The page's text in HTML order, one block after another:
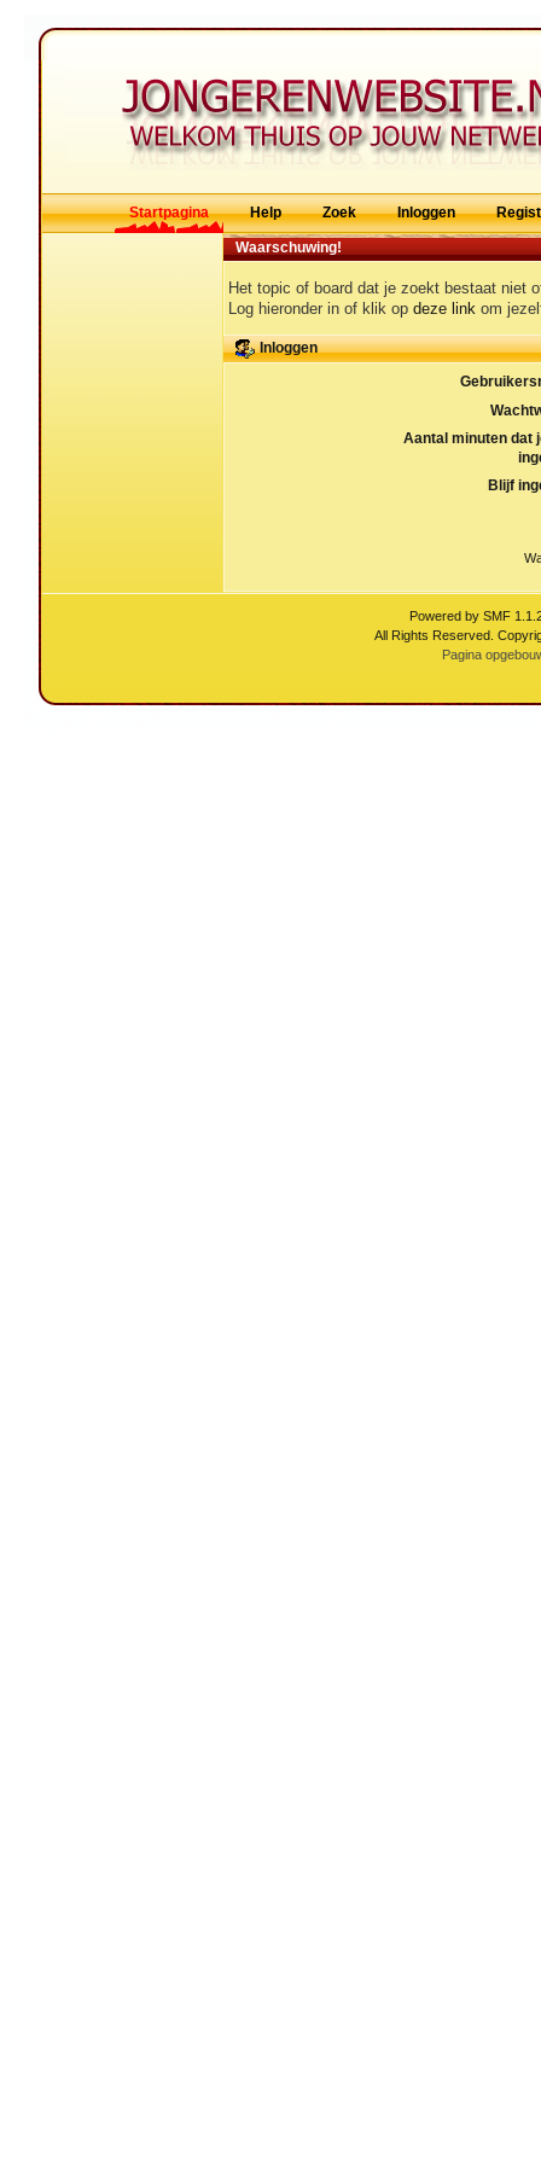
Startpagina Help Zoek Inloggen
Waarschuwing!
Het topic of board dat je zoekt bestaat niet
Log hieronder in of klik op deze link om
Inloggen
Aantal minuten dat
Blijf
Powered by SMF
All Rights Reserved.
Pagina